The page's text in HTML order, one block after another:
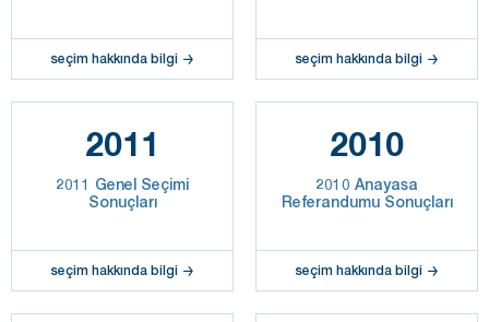
seçim hakkında bilgi seçim hakkında bilgi
2011
2011 Genel Seçimi
Sonuçları
seçim hakkında bilgi
2010
2010 Anayasa
Referandumu Sonuçları
seçim hakkında bilgi